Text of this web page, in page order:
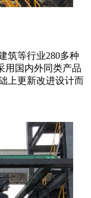
筑等行业280多种
用国内外同类产品
上更新改进设计而